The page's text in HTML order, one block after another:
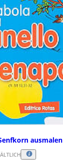
ausmalen